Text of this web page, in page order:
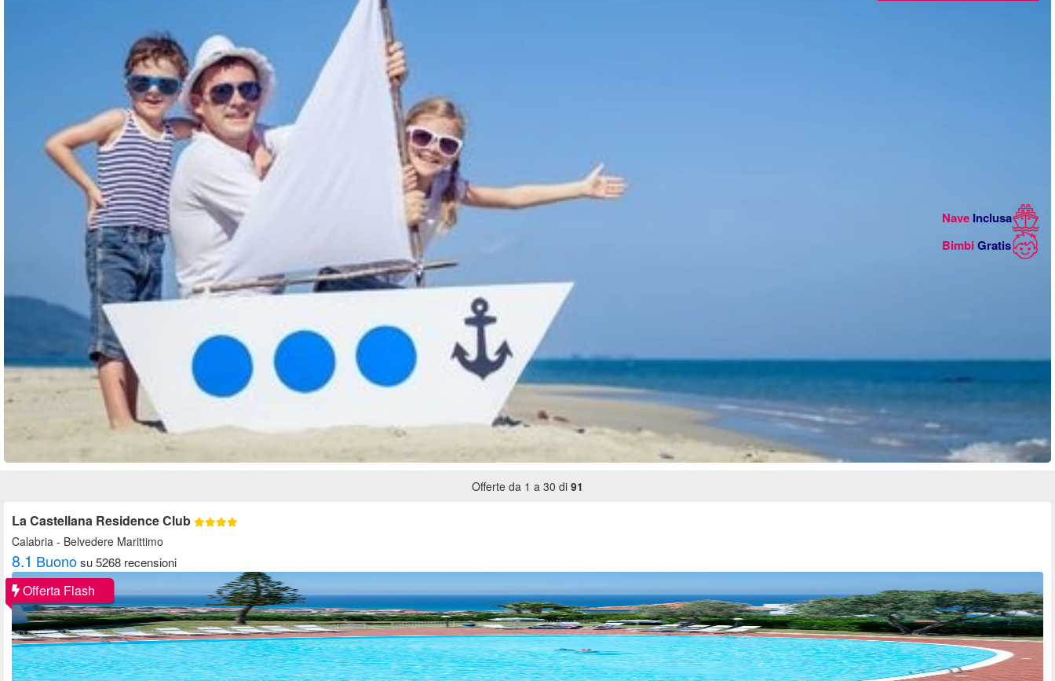
Inclusa
Gratis
Offerte da 1 a 30 di 91
La Castellana Residence Club
Calabria - Belvedere Marittimo
8.1 Buonosu 5268 recensioni
Offerta Flash